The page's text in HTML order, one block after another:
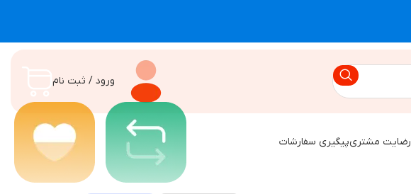
ورود / ثبت نام
رضایت مشتریپیگیری سفارشات